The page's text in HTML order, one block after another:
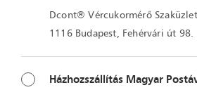
Dcont® Vércukormérő
1116 Budapest, Fehérvári út 98.
Házhozszállítás Magyar